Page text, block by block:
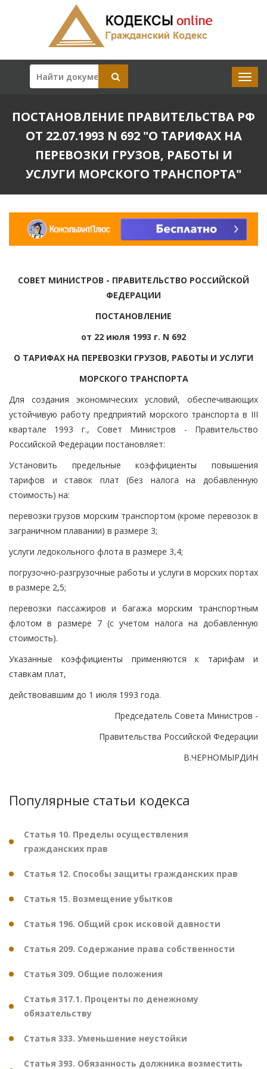
ПОСТАНОВЛЕНИЕ ПРАВИТЕЛЬСТВА РФ
ОТ 22.07.1993 N 692 "О ТАРИФАХ НА
ПЕРЕВОЗКИ ГРУЗОВ, РАБОТЫ И
УСЛУГИ МОРСКОГО ТРАНСПОРТА"
СОВЕТ МИНИСТРОВ - ПРАВИТЕЛЬСТВО РОССИЙСКОЙ
ФЕДЕРАЦИИ
ПОСТАНОВЛЕНИЕ
от 22 июля 1993 г. N 692
О ТАРИФАХ НА ПЕРЕВОЗКИ ГРУЗОВ, РАБОТЫ И УСЛУГИ
МОРСКОГО ТРАНСПОРТА
Для создания экономических условий, обеспечивающих
устойчивую работу предприятий морского транспорта в III
квартале 1993 г., Совет Министров - Правительство
Российской Федерации постановляет:
Установить предельные коэффициенты повышения
тарифов и ставок плат (без налога на добавленную
стоимость) на:
перевозки грузов морским транспортом (кроме перевозок в
заграничном плавании) в размере 3;
услуги ледокольного флота в размере 3,4;
погрузочно-разгрузочные работы и услуги в морских портах
в размере 2,5;
перевозки пассажиров и багажа морским транспортным
флотом в размере 7 (с учетом налога на добавленную
стоимость).
Указанные коэффициенты применяются к тарифам и
ставкам плат,
действовавшим до 1 июля 1993 года.
Председатель Совета Министров -
Правительства Российской Федерации
В.ЧЕРНОМЫРДИН
Популярные статьи кодекса
Статья 10. Пределы осуществления
гражданских прав
Статья 12. Способы защиты гражданских прав
Статья 15. Возмещение убытков
Статья 196. Общий срок исковой давности
Статья 209. Содержание права собственности
Статья 309. Общие положения
Статья 317.1. Проценты по денежному
обязательству
Статья 333. Уменьшение неустойки
Статья 393. Обязанность должника возместить